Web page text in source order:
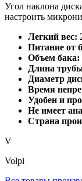
Угол наклона
настроить
Легкий вес:
Питание от
Объем бака:
Длина
Диаметр
Время
Удобен и
Не имеет
Страна
V
Volpi